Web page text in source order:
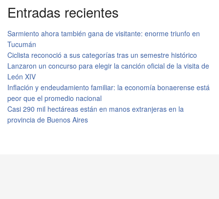
Entradas recientes
Sarmiento ahora también gana de visitante: enorme triunfo en
Tucumán
Ciclista reconoció a sus categorías tras un semestre histórico
Lanzaron un concurso para elegir la canción oficial de la visita de
León XIV
Inflación y endeudamiento familiar: la economía bonaerense está
peor que el promedio nacional
Casi 290 mil hectáreas están en manos extranjeras en la
provincia de Buenos Aires